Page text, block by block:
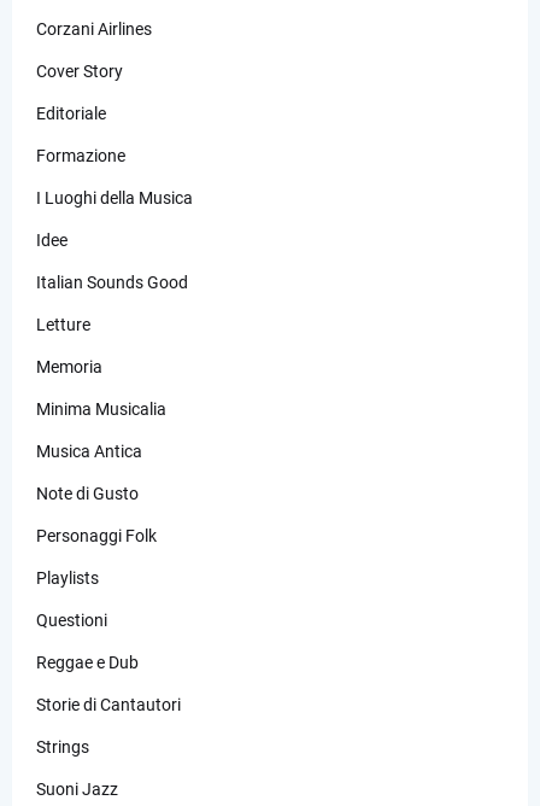
Corzani Airlines
Cover Story
Editoriale
Formazione
I Luoghi della Musica
Idee
Italian Sounds Good
Letture
Memoria
Minima Musicalia
Musica Antica
Note di Gusto
Personaggi Folk
Playlists
Questioni
Reggae e Dub
Storie di Cantautori
Strings
Suoni Jazz